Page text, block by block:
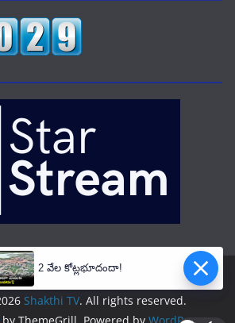
Shakthi TV. All rights reserved.
2 వేల కోట్లభూదందా!